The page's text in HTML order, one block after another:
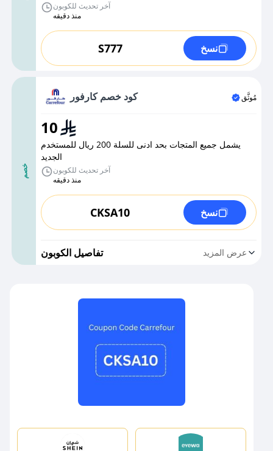
آخر تحديث للكوبون
منذ دقيقه
S777 نسخ
خصم
كود خصم كارفور مُوثَّق
10
يشمل جميع المتجات بحد ادنى للسلة 200 ريال للمستخدم
الجديد
آخر تحديث للكوبون
منذ دقيقه
CKSA10 نسخ
تفاصيل الكوبون عرض المزيد